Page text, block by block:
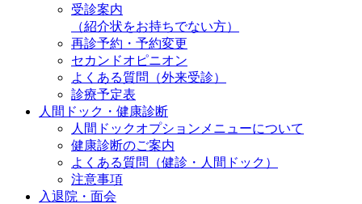
受診案内
（紹介状をお持ちでない方）
再診予約・予約変更
セカンドオピニオン
よくある質問（外来受診）
診療予定表
人間ドック・健康診断
人間ドックオプションメニューについて
健康診断のご案内
よくある質問（健診・人間ドック）
注意事項
入退院・面会